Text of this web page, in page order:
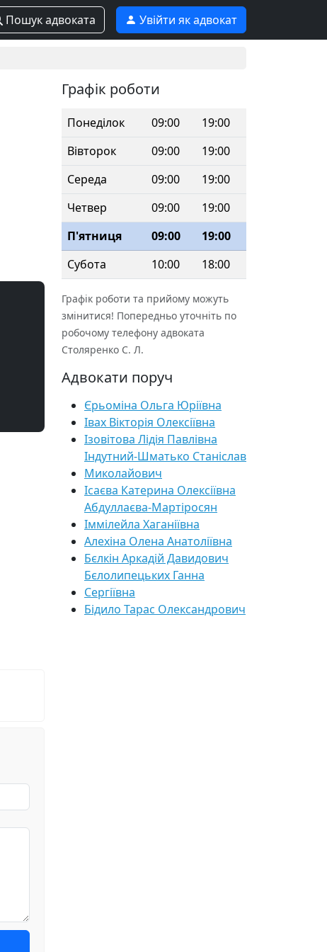
Пошук адвоката Увійти як адвокат
Графік роботи
Понеділок 09:00
19:00
Вівторок
09:00
19:00
Середа
09:00
19:00
Четвер
09:00
19:00
П'ятниця
09:00
19:00
Субота
10:00 18:00
Графік роботи та прийому можуть
змінитися! Попередньо уточніть по
робочому телефону адвоката
Столяренко С. Л.
Адвокати поруч
Єрьоміна Ольга Юріївна
Івах Вікторія Олексіївна
Ізовітова Лідія Павлівна
Індутний-Шматько Станіслав
Миколайович
Ісаєва Катерина Олексіївна
Абдуллаєва-Мартіросян
Іммілейла Хаганіївна
Алехіна Олена Анатоліївна
Бєлкін Аркадій Давидович
Бєлолипецьких Ганна
Сергіївна
Бідило Тарас Олександрович